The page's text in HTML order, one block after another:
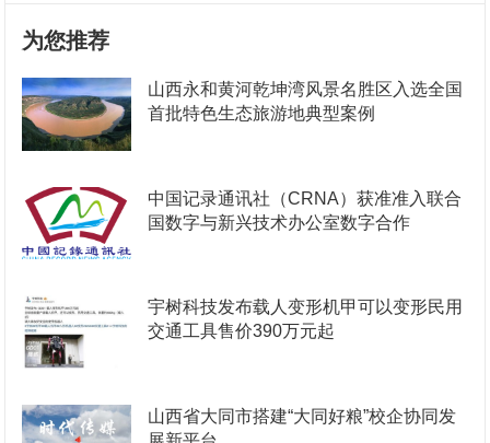
为您推荐
山西永和黄河乾坤湾风景名胜区入选全国
首批特色生态旅游地典型案例
中国记录通讯社（CRNA）获准准入联合
国数字与新兴技术办公室数字合作
宇树科技发布载人变形机甲可以变形民用
交通工具售价390万元起
山西省大同市搭建“大同好粮”校企协同发